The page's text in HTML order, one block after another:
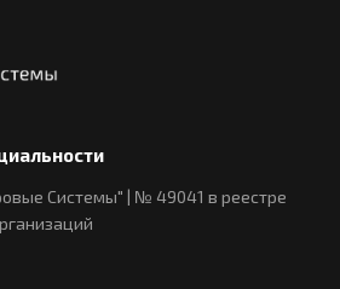
Системы" | № 49041 в реестре